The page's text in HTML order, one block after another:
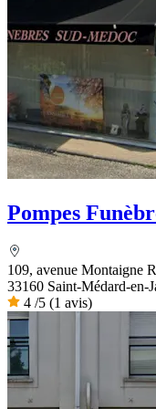
Pompes
109, avenue Montaigne
33160 Saint-Médard-en-
4 /5 (1 avis)